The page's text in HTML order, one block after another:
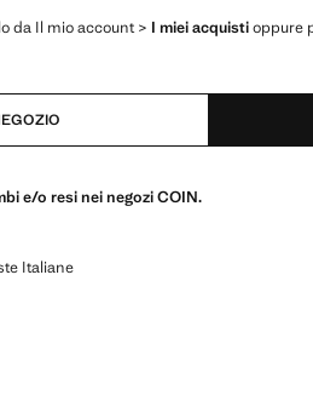
da Il mio account > I miei acquistioppure
e/o resi nei negozi COIN.
Italiane